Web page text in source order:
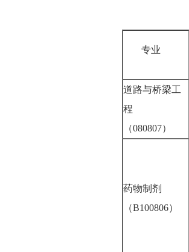
专业
道路与桥梁工
程
（080807）
药物制剂
（B100806）